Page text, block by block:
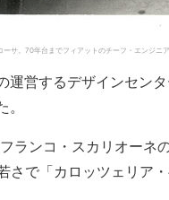
ーサ。70年台までフィアットのチーフ・エンジ
運営するデザインセン
ランコ・スカリオーネ
さで「カロッツェリア